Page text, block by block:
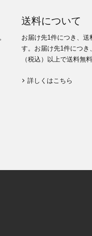
送料について
お届け先1件につき、
す。お届け先1件につき
（税込）以上で送料無
詳しくはこちら